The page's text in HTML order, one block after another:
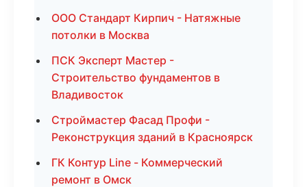
ООО Стандарт Кирпич - Натяжные
потолки в Москва
ПСК Эксперт Мастер -
Строительство фундаментов в
Владивосток
Строймастер Фасад Профи -
Реконструкция зданий в Красноярск
ГК Контур Line - Коммерческий
ремонт в Омск